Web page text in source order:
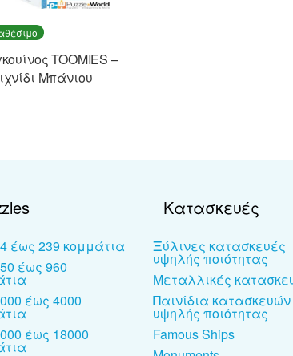
TOOMIES –
Μπάνιου
έως 239 κομμάτια
έως 960
έως 4000
έως 18000
Κατασκευές
Ξύλινες κατασκευές
υψηλής ποιότητας
Μεταλλικές
Παινίδια κατασκευών
υψηλής ποιότητας
Famous Ships